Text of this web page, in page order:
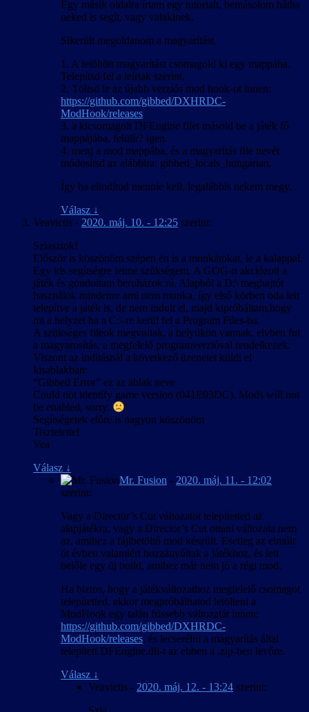
Egy másik oldalra írtam egy tutorialt, bemásolom hátha
neked is segít, vagy valakinek.
Sikerült megoldanom a magyarítást.
1. A letöltött magyarítást csomagold ki egy mappába.
Telepítsd fel a leírtak szerint.
2. Töltsd le az újabb verziós mod hook-ot innen:
https://github.com/gibbed/DXHRDC-
ModHook/releases
3. a kicsomagolt DFEngine filet másold be a játék fő
mappájába, felülír? igen.
4. menj a mod mappába, és a magyarítás file nevét
módosítsd az alábbira: gibbed_locals_hungarian.
Így ha elindítod mennie kell, legalábbis nekem megy.
Válasz ↓
Veavictis - 2020. máj. 10. - 12:25 szerint:
Sziasztok!
Először is köszönöm szépen én is a munkátokat, le a kalappal.
Egy kis segítségre lenne szükségem. A GOG-n akciózott a
játék és gondoltam beruházok rá. Alapból a D:\ meghajtót
használok mindenre ami nem munka, így első körben oda lett
telepítve a játék is, de nem indult el, majd kipróbáltam,hogy
mi a helyzet ha a C:\-re kerül fel a Program Files-ba.
A szükséges fileok megvoltak, a helyükön vannak, elvben fut
a magyarosítás, a megfelelő programverzióval rendelkezek.
Viszont az indításnál a következő üzenetet küldi el
kisablakban:
“Gibbed Error” ez az ablak neve
Could not identify game version (041E03DC). Mods will not
be enabled, sorry.
Segítségetek előre is nagyon köszönöm
Tisztelettel
Vea
Válasz ↓
Mr. Fusion - 2020. máj. 11. - 12:02
szerint:
Vagy a Director’s Cut változatot telepítetted az
alapjátékra, vagy a Director’s Cut ottani változata nem
az, amihez a fájlbetöltő mod készült. Esetleg az elmúlt
öt évben valamiért hozzányúltak a játékhoz, és lett
belőle egy új build, amihez már nem jó a régi mod.
Ha biztos, hogy a játékváltozathoz megfelelő csomagot
telepítetted, akkor megpróbálhatod letölteni a
ModHook egy talán frissebb változatát innen:
https://github.com/gibbed/DXHRDC-
ModHook/releases, és lecserélni a magyarítás által
telepített DFEngine.dll-t az ebben a .zip-ben levőre.
Válasz ↓
Veavictis - 2020. máj. 12. - 13:24 szerint: